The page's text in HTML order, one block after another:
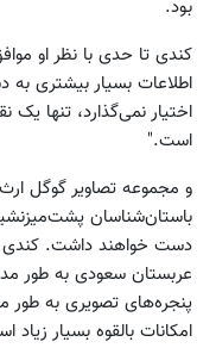
بود.
کندی تا حدی با نظر او
اطلاعات بسیار بیشتری
اختیار نمی‌گذارد، تنها
است."
و مجموعه تصاویر گوگل
باستان‌شناسان
دست خواهند داشت. کندی
عربستان سعودی به طور
پنجره‌های تصویری به طور
امکانات بالقوه بسیار زیاد